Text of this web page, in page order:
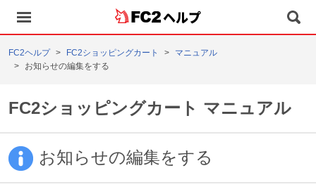
ヘルプ
FC2ヘルプ FC2ショッピングカート
マニュアル
お知らせの編集をする
FC2ショッピングカート マニュアル
お知らせの編集をする